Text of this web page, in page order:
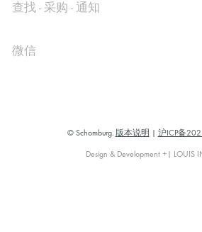
查找 - 采购 - 通知
微信
© Schomburg. 版本说明 沪ICP备
Design & Development +| LOUIS